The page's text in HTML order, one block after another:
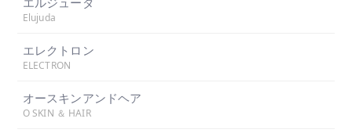
Elujuda
エレクトロン
ELECTRON
オースキンアンドヘア
O SKIN ＆ HAIR